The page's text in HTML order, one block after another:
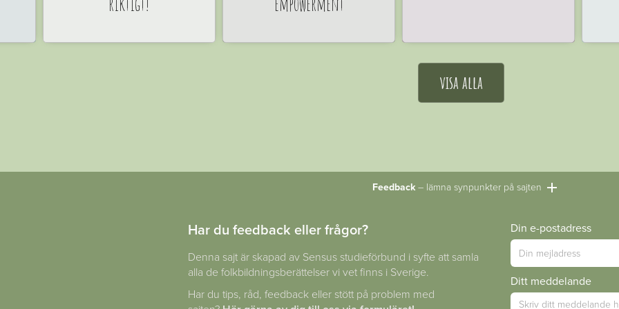
visa alla
Feedback– lämna synpunkter på sajten
Har du feedback eller frågor?
Denna sajt är skapad av Sensus studieförbund i syfte att samla
alla de folkbildningsberättelser vi vet finns i Sverige.
Har du tips, råd, feedback eller stött på problem med
Din e-postadress
Ditt meddelande